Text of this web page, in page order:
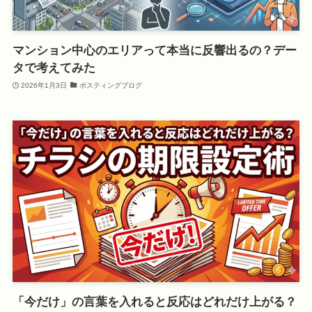
マンション中心のエリアって本当に反響出るの？デー
タで考えてみた
2026年1月3日 ポスティングブログ
「今だけ」の言葉を入れると反応はどれだけ上がる？